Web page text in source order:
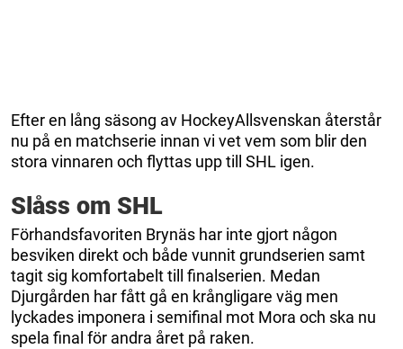
Efter en lång säsong av HockeyAllsvenskan återstår
nu på en matchserie innan vi vet vem som blir den
stora vinnaren och flyttas upp till SHL igen.
Slåss om SHL
Förhandsfavoriten Brynäs har inte gjort någon
besviken direkt och både vunnit grundserien samt
tagit sig komfortabelt till finalserien. Medan
Djurgården har fått gå en krångligare väg men
lyckades imponera i semifinal mot Mora och ska nu
spela final för andra året på raken.